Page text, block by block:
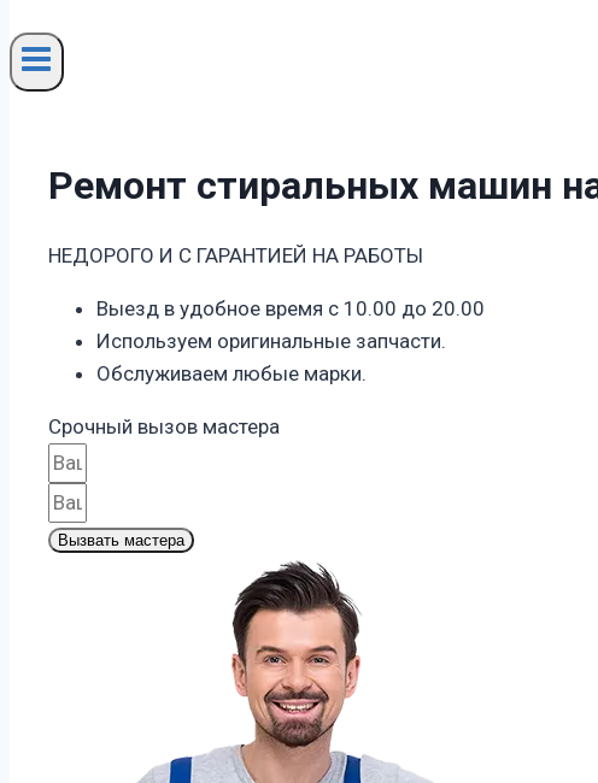
Ремонт стиральных машин
НЕДОРОГО И С ГАРАНТИЕЙ НА РАБОТЫ
Выезд в удобное время с 10.00 до 20.00
Используем оригинальные запчасти.
Обслуживаем любые марки.
Срочный вызов мастера
Вызвать мастера